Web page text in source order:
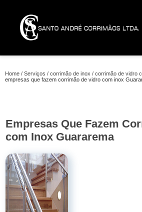
Home Serviços corrimão de inox
corrimão de vidro
empresas que fazem corrimão de vidro com inox
Empresas Que Fazem
com Inox Guararema